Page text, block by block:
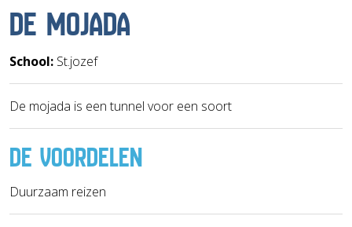
DE MOJADA
School: St.jozef
De mojada is een tunnel voor een soort
DE VOORDELEN
Duurzaam reizen